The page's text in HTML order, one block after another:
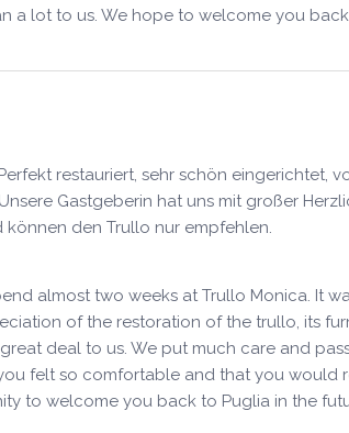
a lot to us. We hope to welcome you
restauriert, sehr schön eingerichtet,
Gastgeberin hat uns mit großer
den Trullo nur empfehlen.
almost two weeks at Trullo Monica. It
of the restoration of the trullo, its
deal to us. We put much care and
felt so comfortable and that you would
to welcome you back to Puglia in the